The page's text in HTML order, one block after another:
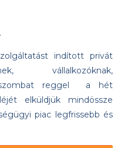
indított privát
vállalkozóknak,
szombat reggel a hét
elküldjük mindössze
piac legfrissebb és